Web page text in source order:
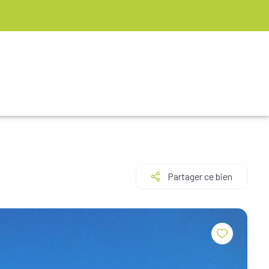
Partager ce bien